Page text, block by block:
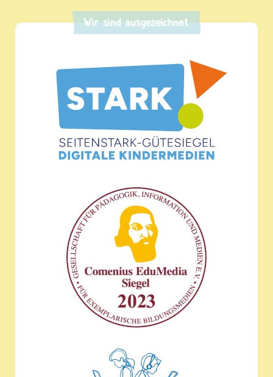
Wir sind ausgezeichnet